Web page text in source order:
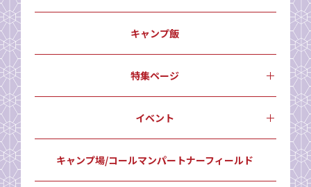
キャンプ飯
特集ページ
イベント
キャンプ場/コールマンパートナーフィールド